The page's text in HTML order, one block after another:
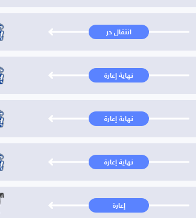
انتقال حر
نهاية إعارة
نهاية إعارة
نهاية إعارة
إعارة